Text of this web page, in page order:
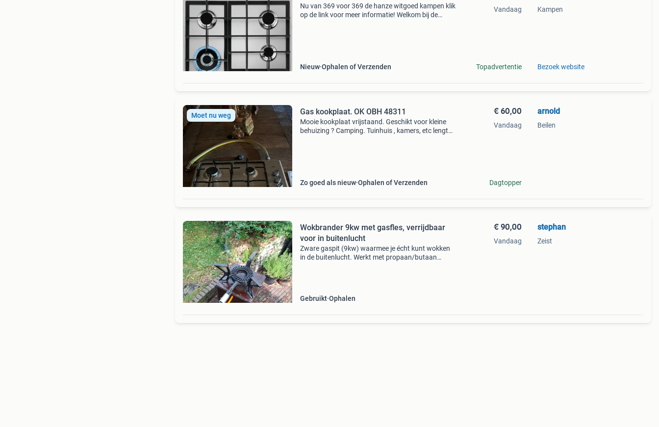
Nu van 369 voor 369 de hanze witgoed kampen klik
op de link voor meer informatie! Welkom bij de
Nieuw Ophalen of Verzenden
Vandaag
Topadvertentie
Kampen
Bezoek website
Moet nu weg Gas kookplaat. OK OBH 48311
Mooie kookplaat vrijstaand. Geschikt voor kleine
behuizing ? Camping. Tuinhuis , kamers, etc lengte
Zo goed als nieuw Ophalen of Verzenden
€ 60,00
Vandaag
Dagtopper
arnold
Beilen
Wokbrander 9kw met gasfles, verrijdbaar
voor in buitenlucht
Zware gaspit (9kw) waarmee je écht kunt wokken
in de buitenlucht. Werkt met propaan/butaan
Gebruikt Ophalen
€ 90,00
Vandaag
stephan
Zeist